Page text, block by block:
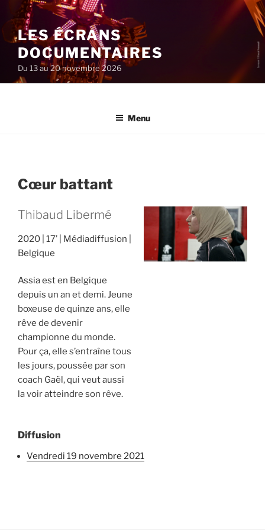
au
contenu
principal
LES ÉCRANS
DOCUMENTAIRES
Du 13 au 20 novembre 2026
Menu
Cœur battant
Thibaud Libermé
2020 17’
Médiadiffusion
Belgique
Assia est en Belgique
depuis un an et demi. Jeune
boxeuse de quinze ans, elle
rêve de devenir
championne du monde.
Pour ça, elle s’entraîne tous
les jours, poussée par son
coach Gaël, qui veut aussi
la voir atteindre son rêve.
Diffusion
vendredi 19 novembre 2021